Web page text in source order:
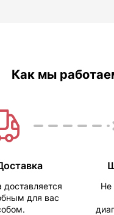
Как мы
доставляется
для вас
Не